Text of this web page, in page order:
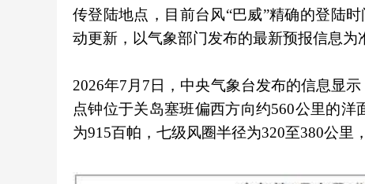
传登陆地点，目前台风“巴威”精确的登陆
动更新，以气象部门发布的最新预报信息为
2026年7月7日，中央气象台发布的信息显
点钟位于关岛塞班偏西方向约560公里的
为915百帕，七级风圈半径为320至380公里